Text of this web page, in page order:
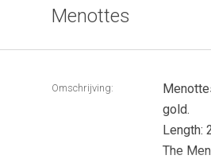
Menottes
Omschrijving:
gold.
Length:
The